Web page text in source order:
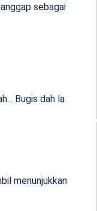
bahawa
kepada
sebagai
Bugis dah la
menunjukkan